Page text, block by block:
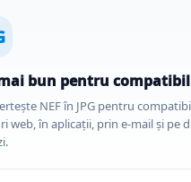
bun pentru
NEF în JPG pentru
web, în aplicații, prin e-mail și pe